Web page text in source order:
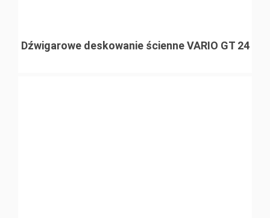
Dźwigarowe deskowanie ścienne VARIO GT 24